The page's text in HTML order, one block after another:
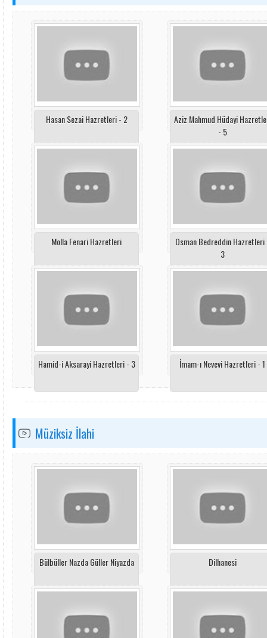
Hasan Sezai Hazretleri - 2
Aziz Mahmud Hüdayi
- 5
Molla Fenari Hazretleri
Osman Bedreddin
3
Hamid-i Aksarayi Hazretleri - 3 İmam-ı Nevevi Hazretleri - 1
Müziksiz İlahi
Bülbüller Nazda Güller Niyazda Dilhanesi